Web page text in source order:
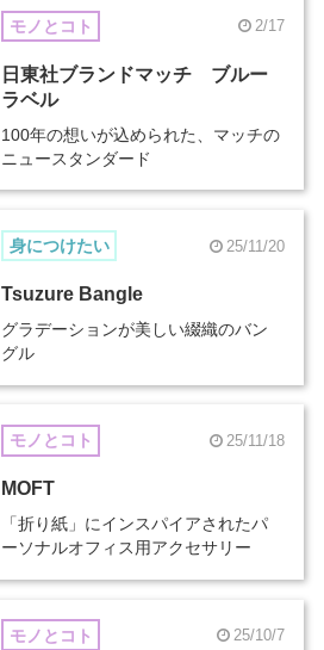
モノとコト 2/17
日東社ブランドマッチ ブルー
ラベル
100年の想いが込められた、マッチの
ニュースタンダード
身につけたい 25/11/20
Tsuzure Bangle
グラデーションが美しい綴織のバン
グル
モノとコト 25/11/18
MOFT
「折り紙」にインスパイアされたパ
ーソナルオフィス用アクセサリー
モノとコト 25/10/7